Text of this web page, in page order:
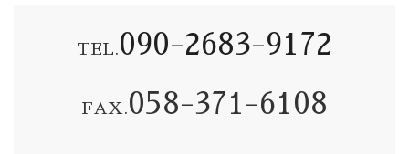
TEL.090-2683-9172
FAX.058-371-6108